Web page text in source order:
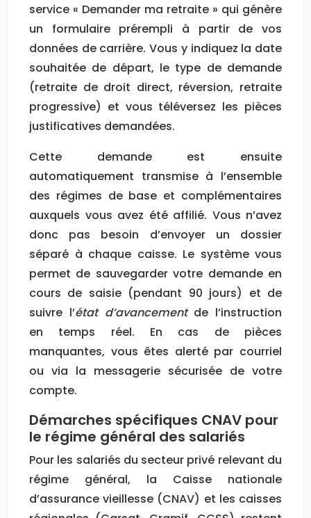
service « Demander ma retraite » qui génère
un formulaire prérempli à partir de vos
données de carrière. Vous y indiquez la date
souhaitée de départ, le type de demande
(retraite de droit direct, réversion, retraite
progressive) et vous téléversez les pièces
justificatives demandées.
Cette demande est ensuite
automatiquement transmise à l’ensemble
des régimes de base et complémentaires
auxquels vous avez été affilié. Vous n’avez
donc pas besoin d’envoyer un dossier
séparé à chaque caisse. Le système vous
permet de sauvegarder votre demande en
cours de saisie (pendant 90 jours) et de
suivre l’état d’avancementde l’instruction
en temps réel. En cas de pièces
manquantes, vous êtes alerté par courriel
ou via la messagerie sécurisée de votre
compte.
Démarches spécifiques CNAV pour
le régime général des salariés
Pour les salariés du secteur privé relevant du
régime général, la Caisse nationale
d’assurance vieillesse (CNAV) et les caisses